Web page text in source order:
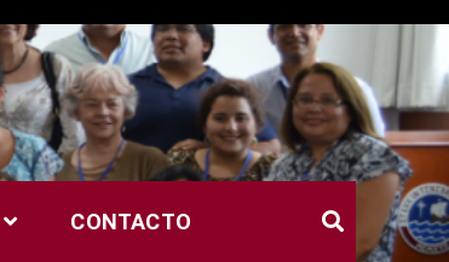
CONTACTO